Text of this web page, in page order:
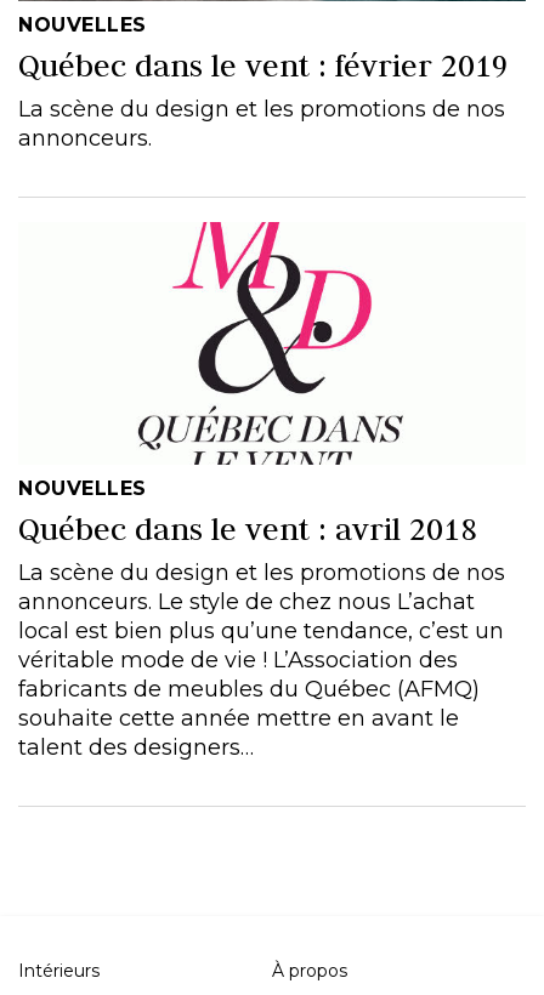
NOUVELLES
Québec dans le vent : février 2019
La scène du design et les promotions de nos
annonceurs.
NOUVELLES
Québec dans le vent : avril 2018
La scène du design et les promotions de nos
annonceurs. Le style de chez nous L’achat
local est bien plus qu’une tendance, c’est un
véritable mode de vie ! L’Association des
fabricants de meubles du Québec (AFMQ)
souhaite cette année mettre en avant le
talent des designers…
Intérieurs
À propos